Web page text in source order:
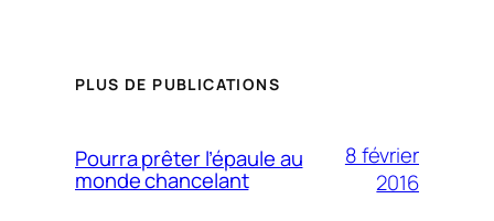
PLUS DE PUBLICATIONS
Pourra prêter l’épaule au
monde chancelant
8 février
2016